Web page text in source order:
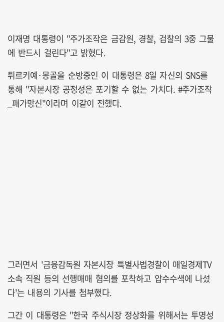
이재명 대통령이 "주가조작은 금감원, 경찰, 검찰의 3중 그물
에 반드시 걸린다"고 밝혔다.
튀르키예·몽골을 순방중인 이 대통령은 8일 자신의 SNS를
통해 "자본시장 공정성은 포기할 수 없는 가치다. #주가조작
_패가망신"이라며 이같이 전했다.
그러면서 '금융감독원 자본시장 특별사법경찰이 매일경제TV
소속 직원 등의 선행매매 혐의를 포착하고 압수수색에 나섰
다'는 내용의 기사를 첨부했다.
그간 이 대통령은 "한국 주식시장 정상화를 위해서는 투명성